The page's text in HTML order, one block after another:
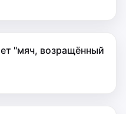
"мяч, возращённый